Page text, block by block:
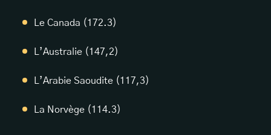
Le Canada (172.3)
L’Australie (147,2)
L’Arabie Saoudite (117,3)
La Norvège (114.3)